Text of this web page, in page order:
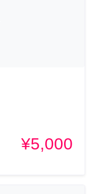
¥5,000